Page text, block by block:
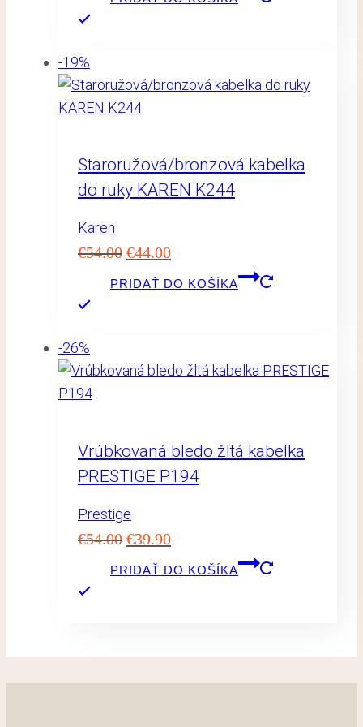
-19%
Staroružová/bronzová kabelka
do ruky KAREN K244
Karen
€54.00 Pôvodná
cena
€44.00Aktuálna
cena
PRIDAŤ DO KOŠÍKA
-26%
Vrúbkovaná bledo žltá kabelka
PRESTIGE P194
Prestige
€54.00 Pôvodná
cena
€39.90Aktuálna
cena
PRIDAŤ DO KOŠÍKA